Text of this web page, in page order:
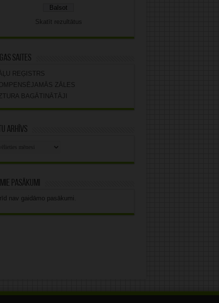
Skatīt rezultātus
saites
REĢISTRS
ZĀLES
BAGĀTINĀTĀJI
arhīvs
pasākumi
nav gaidāmo pasākumi.